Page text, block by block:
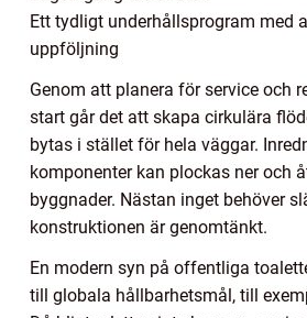
Ett tydligt underhållsprogram med
uppföljning
Genom att planera för service och
start går det att skapa cirkulära
bytas i stället för hela väggar.
komponenter kan plockas ner och
byggnader. Nästan inget behöver
konstruktionen är genomtänkt.
En modern syn på offentliga
till globala hållbarhetsmål, till